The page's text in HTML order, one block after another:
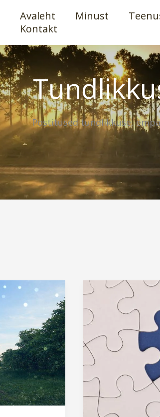
Avaleht Minust
Kontakt
Postitused tundlikkuse,